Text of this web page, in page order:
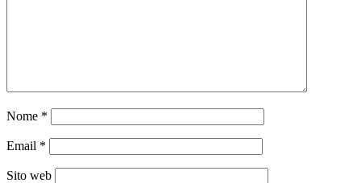
Nome *
Email *
Sito web